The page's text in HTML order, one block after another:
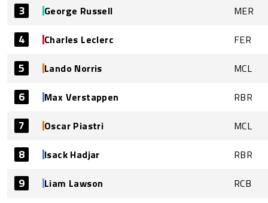
3 George Russell MER
4 Charles Leclerc FER
5 Lando Norris MCL
6 Max Verstappen RBR
7 Oscar Piastri MCL
8 Isack Hadjar RBR
9 Liam Lawson RCB